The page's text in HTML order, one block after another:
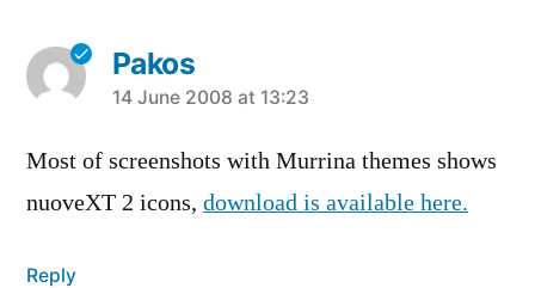
Pakos
says:
14 June 2008 at 13:23
Most of screenshots with Murrina themes shows
nuoveXT 2 icons, download is available here.
Reply